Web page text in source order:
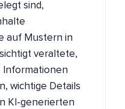
sind,
auf Mustern in
veraltete,
Informationen
wichtige Details
KI-generierten